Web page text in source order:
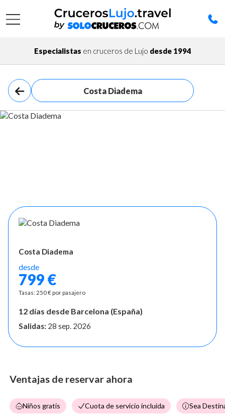
Especialistas en cruceros de Lujo desde 1994
Costa Diadema
Costa Diadema
desde
799 €
Tasas: 250 € por pasajero
12 días desde Barcelona (España)
Salidas: 28 sep. 2026
Ventajas de reservar ahora
Niños gratis Cuota de servicio incluida Sea